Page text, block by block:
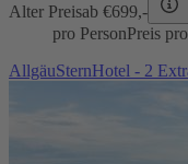
Alter Preisab €699,-
pro PersonPreis
AllgäuSternHotel - 2